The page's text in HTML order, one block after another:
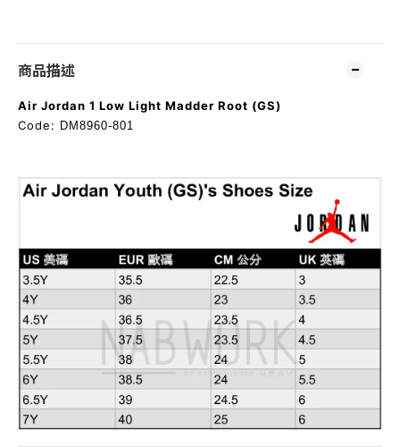
商品描述
Air Jordan 1 Low Light Madder Root (GS)
Code: DM8960-801